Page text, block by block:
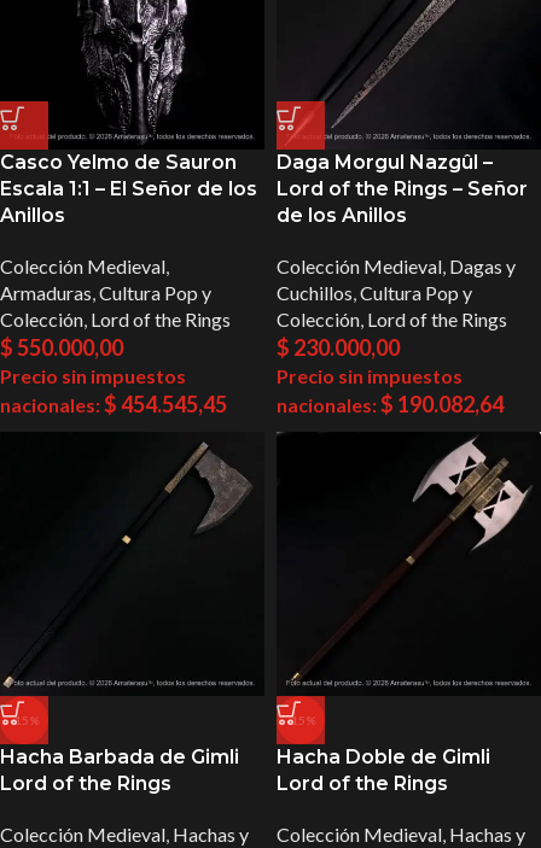
Casco Yelmo de Sauron
Escala 1:1 – El Señor de los
Anillos
Colección Medieval,
Armaduras,Cultura Pop y
Colección, Lord of the Rings
$550.000,00
Precio sin impuestos
nacionales:$454.545,45
Daga Morgul Nazgûl –
Lord of the Rings – Señor
de los Anillos
Colección Medieval, Dagas y
Cuchillos,Cultura Pop y
Colección, Lord of the Rings
$ 230.000,00
Precio sin impuestos
nacionales:$ 190.082,64
-15%
Hacha Barbada de Gimli
Lord of the Rings
Colección Medieval, Hachas y
-15%
Hacha Doble de Gimli
Lord of the Rings
Colección Medieval, Hachas y